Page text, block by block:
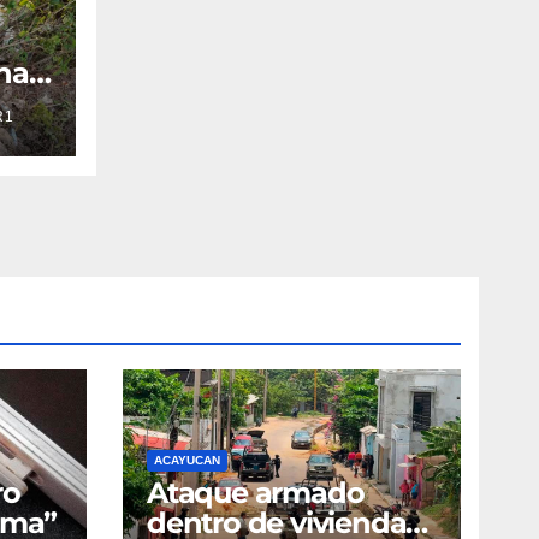
ACAYUCAN
Ataque armado
dentro de vivienda